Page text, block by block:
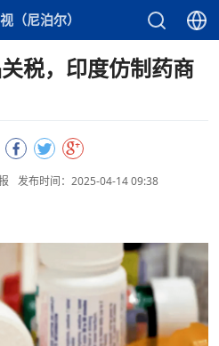
（尼泊尔）
税，印度仿制药商
发布时间：2025-04-14 09:38